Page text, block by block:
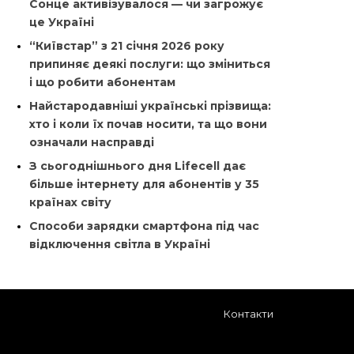
Сонце активізувалося — чи загрожує
це Україні
“Київстар” з 21 січня 2026 року
припиняє деякі послуги: що зміниться
і що робити абонентам
Найстародавніші українські прізвища:
хто і коли їх почав носити, та що вони
означали насправді
З сьогоднішнього дня Lifecell дає
більше інтернету для абонентів у 35
країнах світу
Способи зарядки смартфона під час
відключення світла в Україні
Контакти